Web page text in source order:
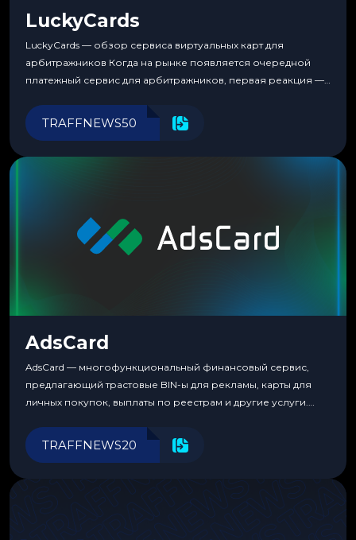
LuckyCards
LuckyCards — обзор сервиса виртуальных карт для
арбитражников Когда на рынке появляется очередной
платежный сервис для арбитражников, первая реакция —
перестаешь воспринимать всерьез любой новый продукт,
пока тот не докажет обратное делом. LuckyCards — история
TRAFFNEWS50
AdsCard
AdsCard — многофункциональный финансовый сервис,
предлагающий трастовые BIN-ы для рекламы, карты для
личных покупок, выплаты по реестрам и другие услуги.
инструменты для управления финансами.
TRAFFNEWS20